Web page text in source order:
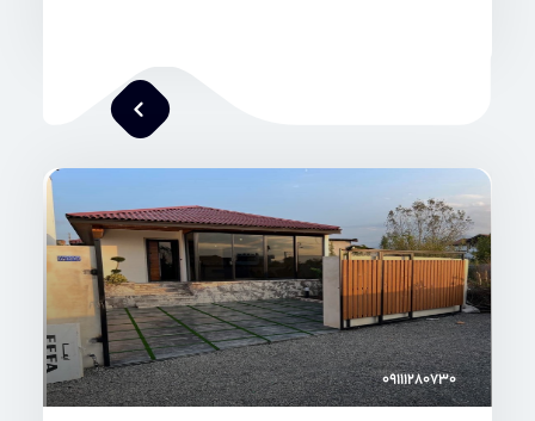
محمد صنعتی
۰۹۱۱۱۲۸۰۷۳۰